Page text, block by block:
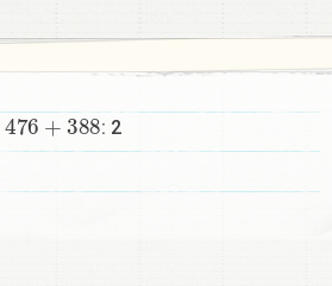
476+388
: 2​